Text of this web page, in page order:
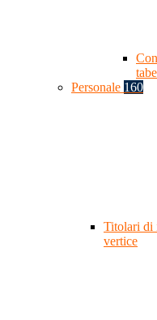
Personale 160
Titolari di
vertice